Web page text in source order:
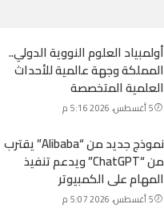
أولمبياد العلوم النووية الدولي..
المملكة وجهة عالمية للأحداث
العلمية المتخصصة
5 أغسطس، 2026 5:16 م
نموذج جديد من “Alibaba” يقترب
من “ChatGPT” ويدعم تنفيذ
المهام على الكمبيوتر
5 أغسطس، 2026 5:07 م